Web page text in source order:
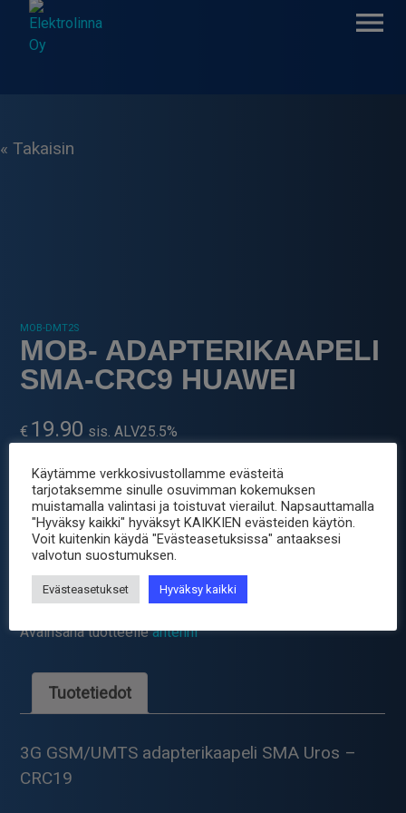
content
« Takaisin
MOB-DMT2S
MOB- ADAPTERIKAAPELI
SMA-CRC9 HUAWEI
€ 19.90 sis. ALV25.5%
Toimitus 2-4 arkipäivää valmistajalta
-
MOB-
ADAPTERIKAAPELI
SMA-
CRC9
määrä
+
Tuotetunnus (SKU):
MOB-DMT2S
Avainsana tuotteelleantenni
Tuotetiedot
3G GSM/UMTS adapterikaapeli SMA Uros –
CRC19
Käytämme verkkosivustollamme evästeitä
tarjotaksemme sinulle osuvimman kokemuksen
muistamalla valintasi ja toistuvat vierailut. Napsauttamalla
"Hyväksy kaikki" hyväksyt KAIKKIEN evästeiden käytön.
Voit kuitenkin käydä "Evästeasetuksissa" antaaksesi
valvotun suostumuksen.
Evästeasetukset Hyväksy kaikki